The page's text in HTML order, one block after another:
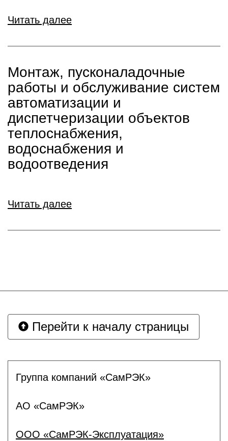
Читать далее
Монтаж, пусконаладочные
работы и обслуживание систем
автоматизации и
диспетчеризации объектов
теплоснабжения,
водоснабжения и
водоотведения
Читать далее
Перейти к началу страницы
Группа компаний «СамРЭК»
АО «СамРЭК»
ООО «СамРЭК-Эксплуатация»